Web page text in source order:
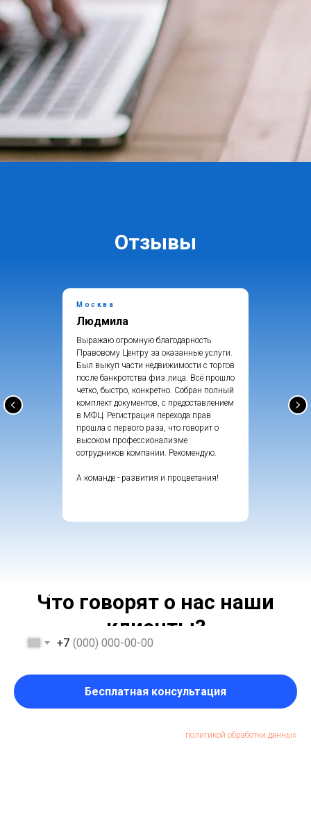
ОСТАЛИСЬ ВОПРОСЫ?
+7
Бесплатная консультация
политикой обработки данных
Отзывы
Москва
Людмила
Выражаю огромную благодарность
Правовому Центру за оказанные услуги.
Был выкуп части недвижимости с торгов
после банкротства физ.лица. Всё прошло
четко, быстро, конкретно. Собран полный
комплект документов, с предоставлением
в МФЦ. Регистрация перехода прав
прошла с первого раза, что говорит о
высоком профессионализме
сотрудников компании. Рекомендую.
А команде - развития и процветания!
Что говорят о нас наши
клиенты?